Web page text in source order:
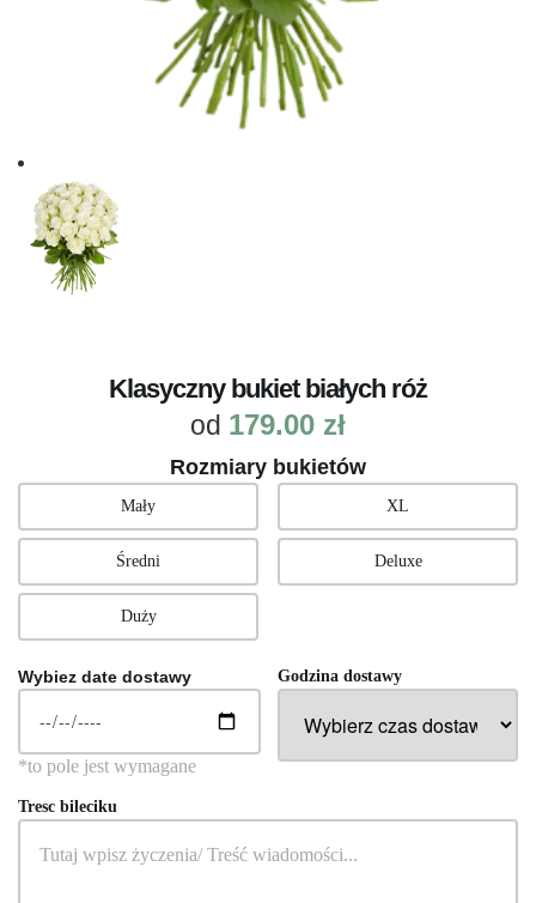
Klasyczny bukiet białych róż
od 179.00 zł
Rozmiary bukietów
Mały
Średni
Duży
XL
Deluxe
Wybiez date dostawy Godzina dostawy
Tresc bileciku